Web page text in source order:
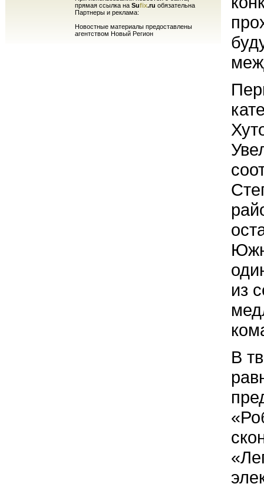
прямая ссылка на Sufix.ru обязательна
Партнеры и реклама:
Новостные материалы предоставлены
агентством Новый Регион
из
В